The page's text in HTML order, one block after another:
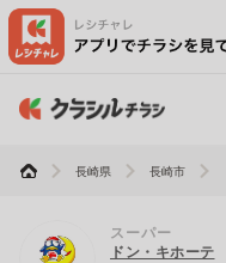
長崎県 長崎市
スーパー
ドン・キホーテ